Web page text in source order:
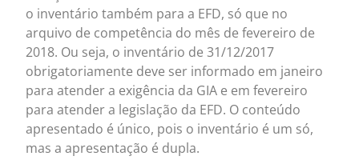
o inventário também para a EFD, só que no
arquivo de competência do mês de fevereiro de
2018. Ou seja, o inventário de 31/12/2017
obrigatoriamente deve ser informado em janeiro
para atender a exigência da GIA e em fevereiro
para atender a legislação da EFD. O conteúdo
apresentado é único, pois o inventário é um só,
mas a apresentação é dupla.